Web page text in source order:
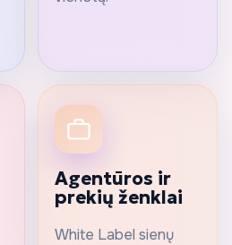
Agentūros ir
prekių ženklai
White Label sienų